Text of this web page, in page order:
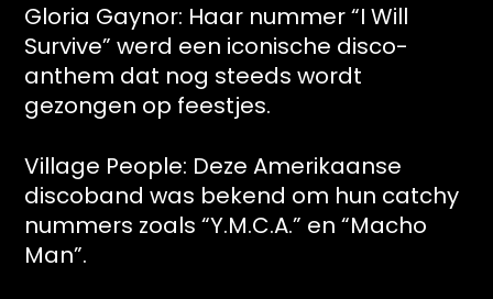
Gloria Gaynor: Haar nummer “I Will
Survive” werd een iconische disco-
anthem dat nog steeds wordt
gezongen op feestjes.
Village People: Deze Amerikaanse
discoband was bekend om hun catchy
nummers zoals “Y.M.C.A.” en “Macho
Man”.